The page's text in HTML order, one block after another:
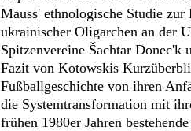
Mauss' ethnologische Studie zur
ukrainischer Oligarchen an der
Spitzenvereine Šachtar
Fazit von Kotowskis
Fußballgeschichte von ihren
die Systemtransformation mit
frühen 1980er Jahren